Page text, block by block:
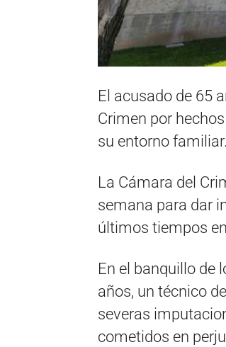
El acusado de 65
Crimen por
su entorno familiar.
La Cámara del
semana para dar
últimos tiempos
En el banquillo de
años, un técnico
severas
cometidos en